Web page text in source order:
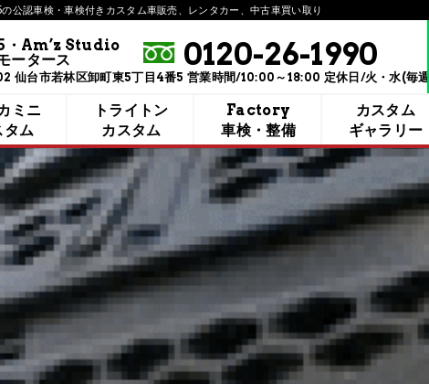
認車検・車検付きカスタム車販売、​レンタカー、​中古車買い取り
・Am’z Studio
ータース
0120-26-1990
仙台市若林区卸町東5丁目4番5 営業時間/10:00～18:00 定休日/火・水(毎週)
ミニ
タム
トライトン
カスタム
Factory
車検・整備
カスタム
ギャラリー